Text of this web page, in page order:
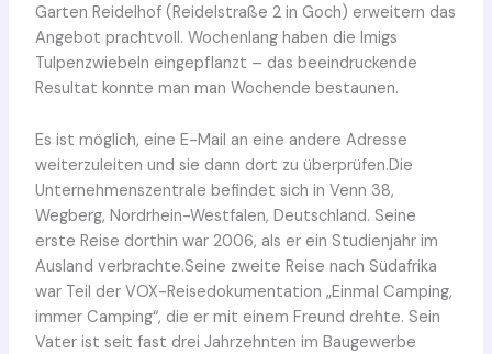
Garten Reidelhof (Reidelstraße 2 in Goch) erweitern das
Angebot prachtvoll. Wochenlang haben die Imigs
Tulpenzwiebeln eingepflanzt – das beeindruckende
Resultat konnte man man Wochende bestaunen.
Es ist möglich, eine E-Mail an eine andere Adresse
weiterzuleiten und sie dann dort zu überprüfen.Die
Unternehmenszentrale befindet sich in Venn 38,
Wegberg, Nordrhein-Westfalen, Deutschland. Seine
erste Reise dorthin war 2006, als er ein Studienjahr im
Ausland verbrachte.Seine zweite Reise nach Südafrika
war Teil der VOX-Reisedokumentation „Einmal Camping,
immer Camping“, die er mit einem Freund drehte. Sein
Vater ist seit fast drei Jahrzehnten im Baugewerbe